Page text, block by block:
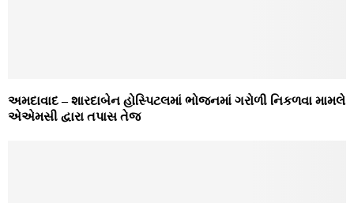
અમદાવાદ – શારદાબેન હોસ્પિટલમાં ભોજનમાં ગરોળી નિકળવા મામલે
એએમસી દ્વારા તપાસ તેજ